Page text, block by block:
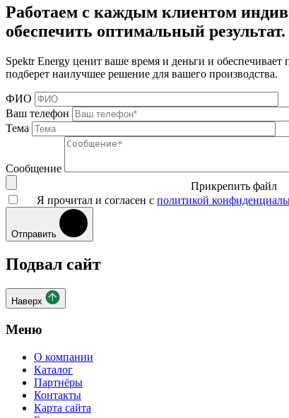
Работаем с каждым клиентом
обеспечить оптимальный результат.
Spektr Energy ценит ваше время и деньги и
подберет наилучшее решение для вашего производства.
ФИО
Ваш телефон
Тема
Сообщение
Прикрепить файл
Я прочитал и согласен с политикой
Отправить
Подвал сайт
Наверх
Меню
О компании
Каталог
Партнёры
Контакты
Карта сайта